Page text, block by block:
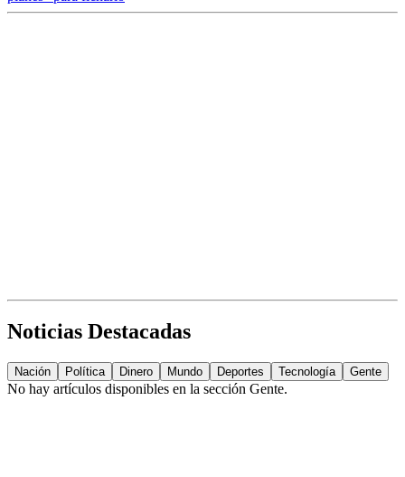
Noticias Destacadas
Nación Política Dinero Mundo Deportes Tecnología Gente
No hay artículos disponibles en la sección Gente.